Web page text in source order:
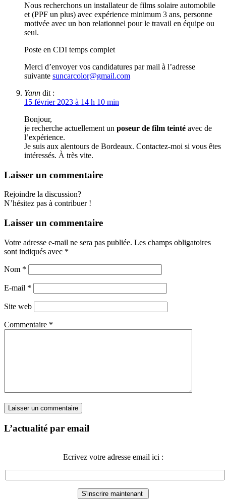
Nous recherchons un installateur de films solaire automobile
et (PPF un plus) avec expérience minimum 3 ans, personne
motivée avec un bon relationnel pour le travail en équipe ou
seul.
Poste en CDI temps complet
Merci d’envoyer vos candidatures par mail à l’adresse
suivante suncarcolor@gmail.com
Yann dit :
15 février 2023 à 14 h 10 min
Bonjour,
je recherche actuellement un poseur de film teinté avec de
l’expérience.
Je suis aux alentours de Bordeaux. Contactez-moi si vous êtes
intéressés. À très vite.
Laisser un commentaire
Rejoindre la discussion?
N’hésitez pas à contribuer !
Laisser un commentaire
Votre adresse e-mail ne sera pas publiée. Les champs obligatoires
sont indiqués avec *
Nom *
E-mail *
Site web
Commentaire *
L’actualité par email
Ecrivez votre adresse email ici :